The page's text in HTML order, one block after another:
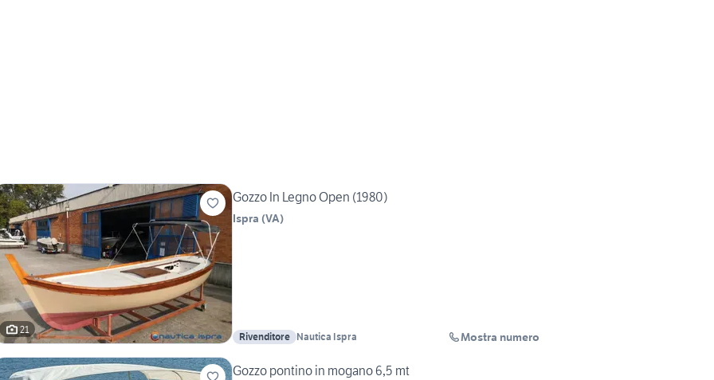
21
Gozzo In Legno Open (1980)
Ispra (VA)
Rivenditore Nautica Ispra Mostra numero
Gozzo pontino in mogano 6,5 mt